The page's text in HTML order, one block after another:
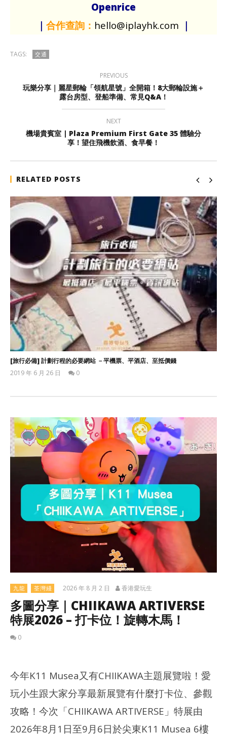
Openrice
｜ 合作查詢： hello@iplayhk.com ｜
TAGS: 交通
PREVIOUS
玩樂分享｜麗星郵輪「領航星號」全開箱！8大郵輪設施＋
露台房型、登船準備、常見Q&A！
NEXT
機場貴賓室 | Plaza Premium First Gate 35 體驗分
享！望住飛機飲酒、食早餐！
RELATED POSTS
[旅行必備] 計劃行程的必要網站 －平機票、平酒店、至抵價錢
2019 年 6 月 26 日
港
生
0
九龍 荃灣綫 2026 年 8 月 2 日 香港愛玩生
多圖分享｜CHIIKAWA ARTIVERSE
特展2026 – 打卡位！旋轉木馬！
0
今年K11 Musea又有CHIIKAWA主題展覽啦！愛
玩小生跟大家分享最新展覽有什麼打卡位、參觀
攻略！今次「CHIIKAWA ARTIVERSE」特展由
2026年8月1日至9月6日於尖東K11 Musea 6樓